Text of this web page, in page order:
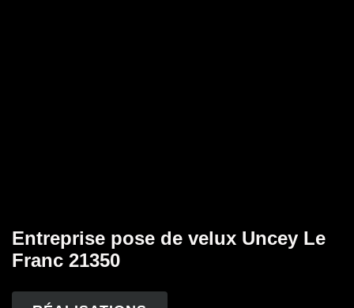
Entreprise pose de velux Uncey Le
Franc 21350